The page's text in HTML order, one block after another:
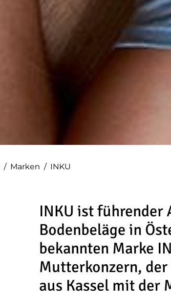
/ Marken / INKU
INKU ist führender
Bodenbeläge in
bekannten Marke
Mutterkonzern, der
aus Kassel mit der